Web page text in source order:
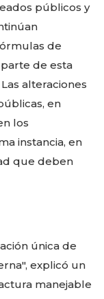
públicos y
de
de esta
alteraciones
en
los
instancia, en
que deben
única de
explicó un
manejable